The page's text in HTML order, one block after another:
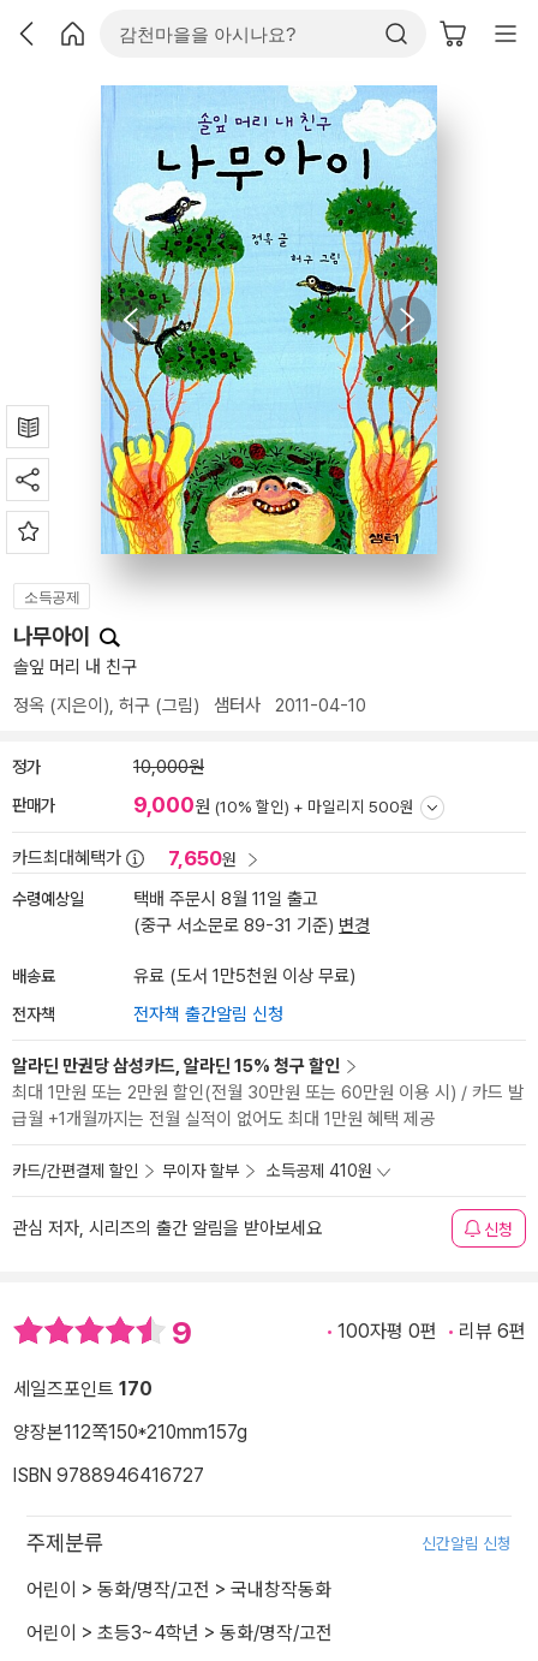
소득공제
나무아이
솔잎 머리 내 친구
정옥 (지은이), 허구 (그림) 샘터사 2011-04-10
정가 10,000원
판매가 9,000원 (10% 할인) + 마일리지 500원
카드최대혜택가 7,650원
수령예상일
택배 주문시 8월 11일 출고
(중구 서소문로 89-31 기준) 변경
배송료 유료 (도서 1만5천원 이상 무료)
전자책 전자책 출간알림 신청
알라딘 만권당 삼성카드, 알라딘 15% 청구 할인
최대 1만원 또는 2만원 할인(전월 30만원 또는 60만원 이용 시) / 카드 발
급월 +1개월까지는 전월 실적이 없어도 최대 1만원 혜택 제공
카드/간편결제 할인 무이자 할부 소득공제 410원
관심 저자, 시리즈의 출간 알림을 받아보세요 신청
9 100자평 0편 리뷰 6편
세일즈포인트 170
양장본112쪽150*210mm157g
ISBN 9788946416727
주제분류 신간알림 신청
어린이 > 동화/명작/고전 > 국내창작동화
어린이 > 초등3~4학년 > 동화/명작/고전